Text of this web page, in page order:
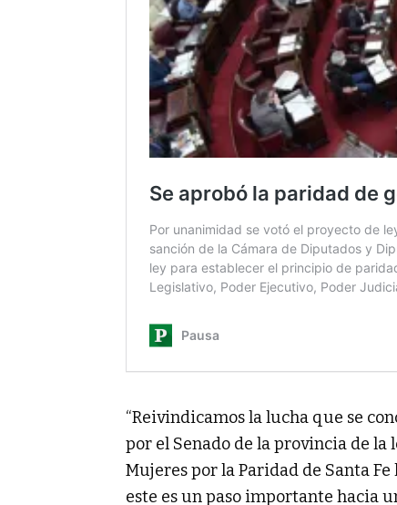
“Reivindicamos la lucha que se
por el Senado de la provincia de la
Mujeres por la Paridad de Santa
este es un paso importante hacia